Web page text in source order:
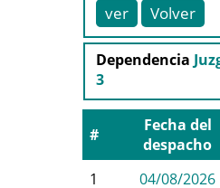
Dependencia
3
#
Fecha del
despacho
1
04/08/2026